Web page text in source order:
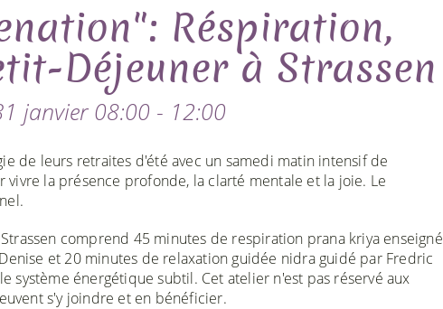
Réspiration,
Déjeuner à Strassen
janvier 08:00 - 12:00
de leurs retraites d'été avec un samedi matin intensif de
la présence profonde, la clarté mentale et la joie. Le
comprend 45 minutes de respiration prana kriya enseigné
et 20 minutes de relaxation guidée nidra guidé par Fredric
énergétique subtil. Cet atelier n'est pas réservé aux
s'y joindre et en bénéficier.